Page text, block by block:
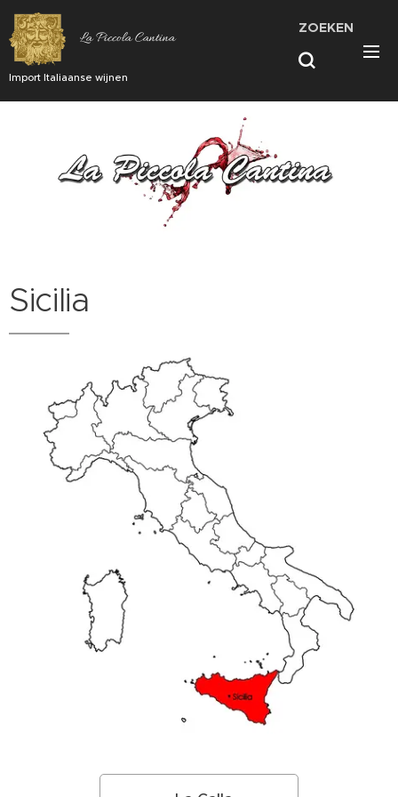
La Piccola Cantina
Import Italiaanse wijnen
ZOEKEN
Sicilia